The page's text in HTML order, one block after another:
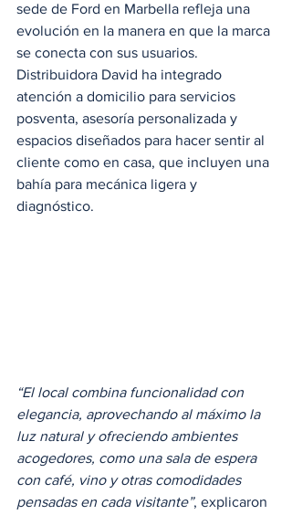
sede de Ford en Marbella refleja una
evolución en la manera en que la marca
se conecta con sus usuarios.
Distribuidora David ha integrado
atención a domicilio para servicios
posventa, asesoría personalizada y
espacios diseñados para hacer sentir al
cliente como en casa, que incluyen una
bahía para mecánica ligera y
diagnóstico.
“El local combina funcionalidad con
elegancia, aprovechando al máximo la
luz natural y ofreciendo ambientes
acogedores, como una sala de espera
con café, vino y otras comodidades
pensadas en cada visitante”, explicaron